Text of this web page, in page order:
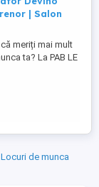
| Salon
meriți mai mult
ta? La PAB LE
decât un scaun
de a-ți
a-ți dezvolta
Locuri de munca